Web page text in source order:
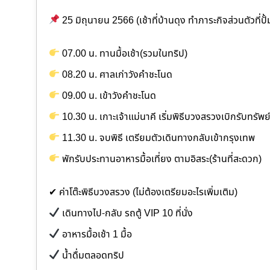
25 มิถุนายน 2566 (เช้าที่บ้านดุง ทำภาระกิจส่วนตัวที่
07.00 น. ทานมื้อเช้า(รวมในทริป)
08.20 น. ศาลเก่าวังคำชะโนด
09.00 น. เข้าวังคำชะโนด
10.30 น. เกาะเจ้าแม่นาคี เริ่มพิธีบวงสรวงเบิกรับทรัพย์
11.30 น. จบพิธี เตรียมตัวเดินทางกลับเข้ากรุงเทพ
พักรับประทานอาหารมื้อเที่ยง ตามอิสระ(ร้านที่สะดวก)
✔ ค่าโต๊ะพิธีบวงสรวง (ไม่ต้องเตรียมอะไรเพิ่มเติม)
เดินทางไป-กลับ รถตู้ VIP 10 ที่นั่ง
อาหารมื้อเช้า 1 มื้อ
น้ำดื่มตลอดทริป